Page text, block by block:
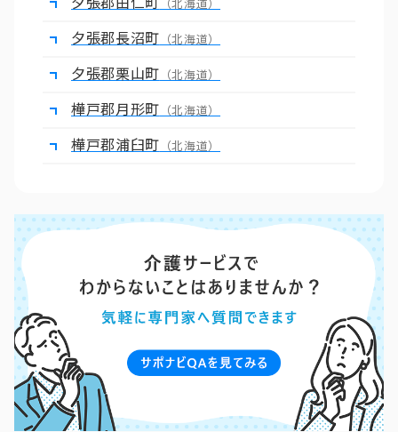
（北海道）
夕張郡長沼町 （北海道）
夕張郡栗山町 （北海道）
樺戸郡月形町 （北海道）
樺戸郡浦臼町 （北海道）